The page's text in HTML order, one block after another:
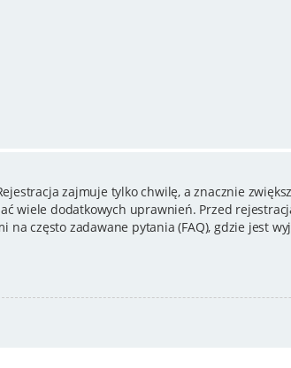
zajmuje tylko chwilę, a znacznie
wiele dodatkowych uprawnień. Przed
często zadawane pytania (FAQ), gdzie jest